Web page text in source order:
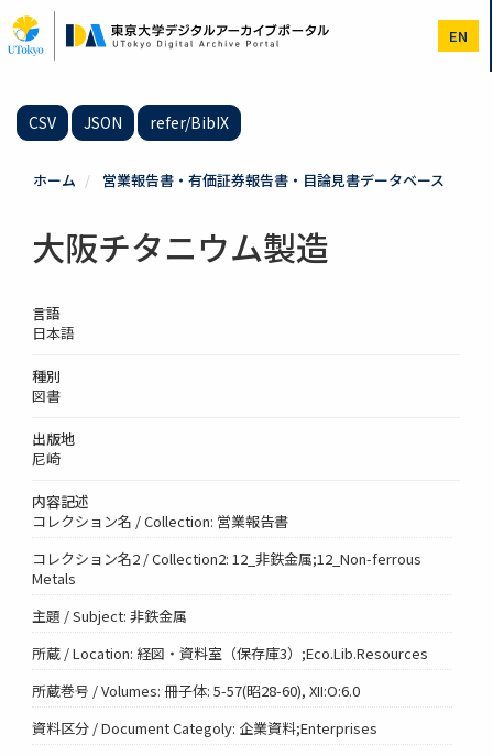
イ
ン
EN
CSV JSON refer/BibIX
ホーム 営業報告書・有価証券報告書・目論見書データベース
大阪チタニウム製造
言語
日本語
種別
図書
出版地
尼崎
内容記述
コレクション名 / Collection: 営業報告書
コレクション名2 / Collection2: 12_非鉄金属;12_Non-ferrous
Metals
主題 / Subject: 非鉄金属
所蔵 / Location: 経図・資料室（保存庫3）;Eco.Lib.Resources
所蔵巻号 / Volumes: 冊子体: 5-57(昭28-60), XII:O:6.0
資料区分 / Document Categoly: 企業資料;Enterprises